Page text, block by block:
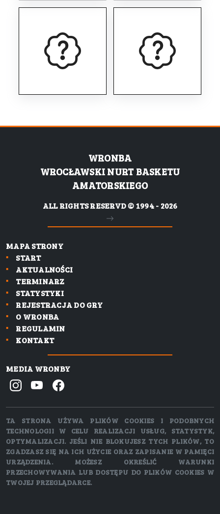
WRONBA
WROCŁAWSKI NURT BASKETU
AMATORSKIEGO
ALL RIGHTS RESERVD © 1994 - 2026
MAPA STRONY
START
AKTUALNOŚCI
TERMINARZ
STATYSTYKI
REJESTRACJA DO GRY
O WRONBA
REGULAMIN
KONTAKT
MEDIA WRONBY
TA STRONA UŻYWA PLIKÓW COOKIES I PODOBNYCH
TECHNOLOGII W CELU REALIZACJI USŁUG, STATYSTYK,
OPTYMALIZACJI. JEŚLI NIE BLOKUJESZ TYCH PLIKÓW, TO
ZGADZASZ SIĘ NA ICH UŻYCIE ORAZ ZAPISANIE W PAMIĘCI
URZĄDZENIA. MOŻESZ OKREŚLIĆ WARUNKI
PRZECHOWYWANIA LUB DOSTĘPU DO PLIKÓW COOKIES W
TWOJEJ PRZEGLĄDARCE.